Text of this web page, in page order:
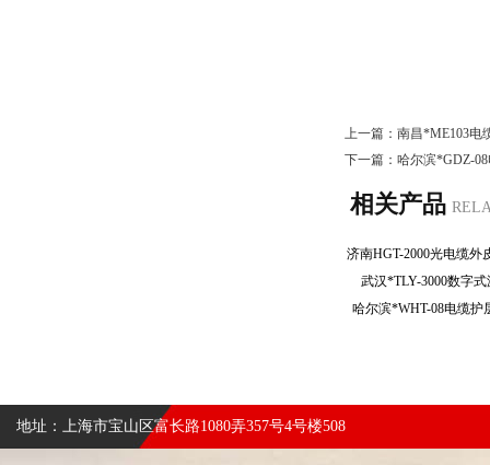
上一篇： 南昌*ME103电
下一篇： 哈尔滨*GDZ-
相关产品
武汉*TLY-3000数字
哈尔滨*WHT-08电缆
地址：上海市宝山区富长路1080弄357号4号楼508